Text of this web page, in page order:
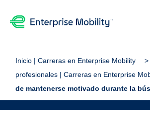
Inicio | Carreras en Enterprise Mobility
profesionales | Carreras en Enterprise
de mantenerse motivado durante la